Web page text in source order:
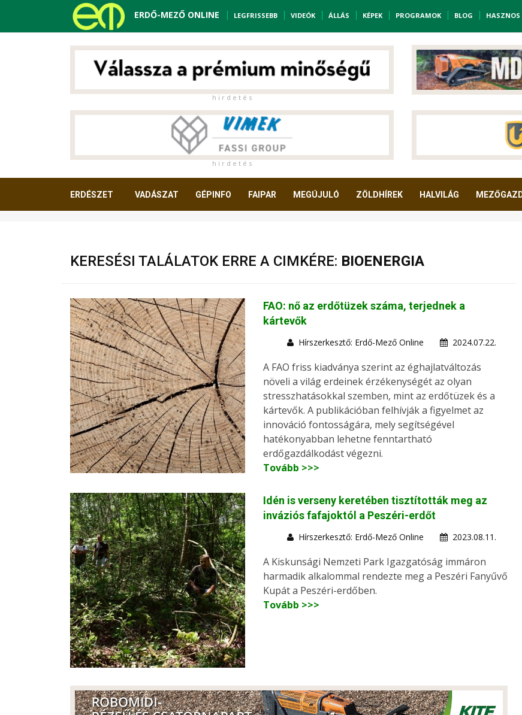
ERDŐ-MEZŐ ONLINE LEGFRISSEBB VIDEÓK ÁLLÁS KÉPEK PROGRAMOK BLOG HASZNOS
h i r d e t é s
h i r d e t é s
ERDÉSZET VADÁSZAT GÉPINFO FAIPAR MEGÚJULÓ ZÖLDHÍREK HALVILÁG
KERESÉSI TALÁLATOK ERRE A CIMKÉRE: BIOENERGIA
FAO: nő az erdőtüzek száma, terjednek a
kártevők
Hírszerkesztő: Erdő-Mező Online 2024.07.22.
A FAO friss kiadványa szerint az éghajlatváltozás
növeli a világ erdeinek érzékenységét az olyan
stresszhatásokkal szemben, mint az erdőtüzek és a
kártevők. A publikációban felhívják a figyelmet az
innováció fontosságára, mely segítségével
hatékonyabban lehetne fenntartható
erdőgazdálkodást végezni.
Tovább >>>
Idén is verseny keretében tisztították meg az
inváziós fafajoktól a Peszéri-erdőt
Hírszerkesztő: Erdő-Mező Online 2023.08.11.
A Kiskunsági Nemzeti Park Igazgatóság immáron
harmadik alkalommal rendezte meg a Peszéri Fanyűvő
Kupát a Peszéri-erdőben.
Tovább >>>